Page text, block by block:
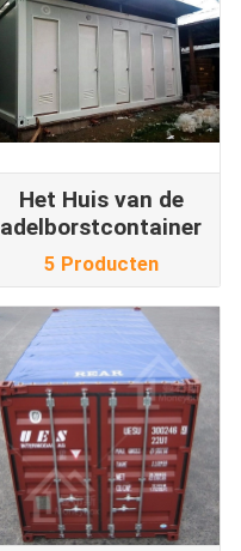
Het Huis van de
adelborstcontainer
5 Producten